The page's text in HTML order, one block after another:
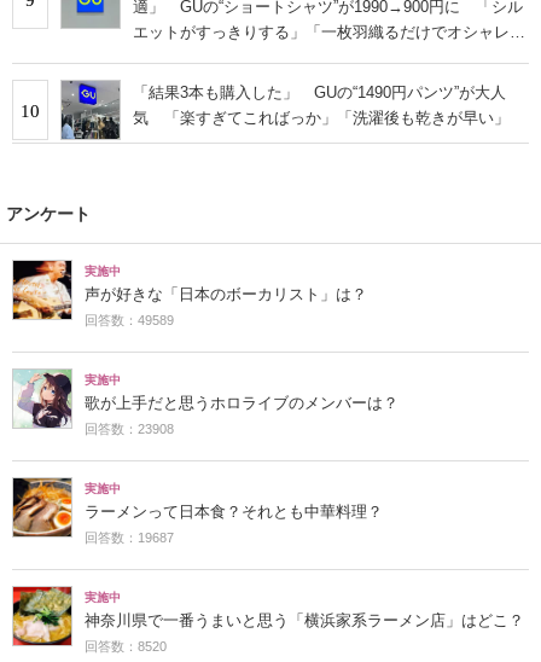
適」 GUの“ショートシャツ”が1990→900円に 「シル
エットがすっきりする」「一枚羽織るだけでオシャレに
10
「結果3本も購入した」 GUの“1490円パンツ”が大人
気 「楽すぎてこればっか」「洗濯後も乾きが早い」
アンケート
実施中
声が好きな「日本のボーカリスト」は？
回答数：49589
実施中
歌が上手だと思うホロライブのメンバーは？
回答数：23908
実施中
ラーメンって日本食？それとも中華料理？
回答数：19687
実施中
神奈川県で一番うまいと思う「横浜家系ラーメン店」はどこ？
回答数：8520